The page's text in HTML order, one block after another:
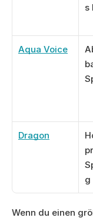
s
Aqua Voice
Dragon
g
Wenn du einen